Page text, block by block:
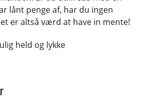
lånt penge af, har du ingen
er altså værd at have in mente!
held og lykke